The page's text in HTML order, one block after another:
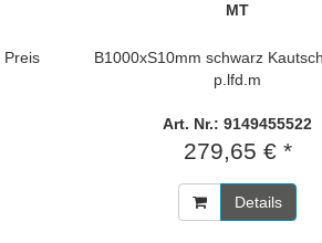
Preis
MT
B1000xS10mm schwarz
p.lfd.m
Art. Nr.: 9149455522
279,65 € *
Details